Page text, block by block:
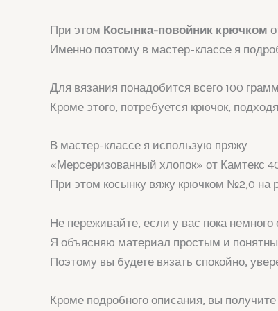
При этом Косынка-повойник крючком
Именно поэтому в мастер-классе я
Для вязания понадобится всего 100
Кроме этого, потребуется крючок,
В мастер-классе я использую пряжу
«Мерсеризованный хлопок» от Камтекс
При этом косынку вяжу крючком №2,0 на
Не переживайте, если у вас пока немного
Я объясняю материал простым и
Поэтому вы будете вязать спокойно,
Кроме подробного описания, вы